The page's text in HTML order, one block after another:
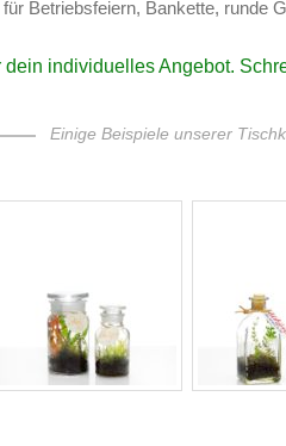
Betriebsfeiern, Bankette, runde
individuelles Angebot.
Einige Beispiele unserer